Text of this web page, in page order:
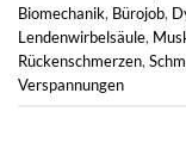
Biomechanik, Bürojob,
Lendenwirbelsäule,
Rückenschmerzen,
Verspannungen